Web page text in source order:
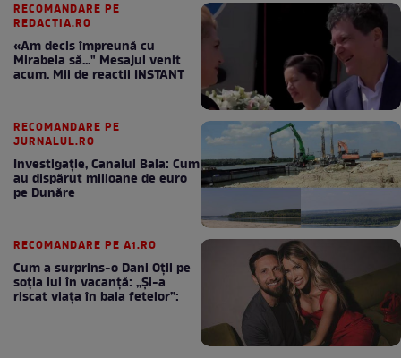
RECOMANDARE PE
REDACTIA.RO
«Am decis împreună cu
Mirabela să..." Mesajul venit
acum. Mii de reactii INSTANT
RECOMANDARE PE
JURNALUL.RO
Investigație, Canalul Bala: Cum
au dispărut milioane de euro
pe Dunăre
RECOMANDARE PE A1.RO
Cum a surprins-o Dani Oțil pe
soția lui în vacanță: „Și-a
riscat viața în baia fetelor”: